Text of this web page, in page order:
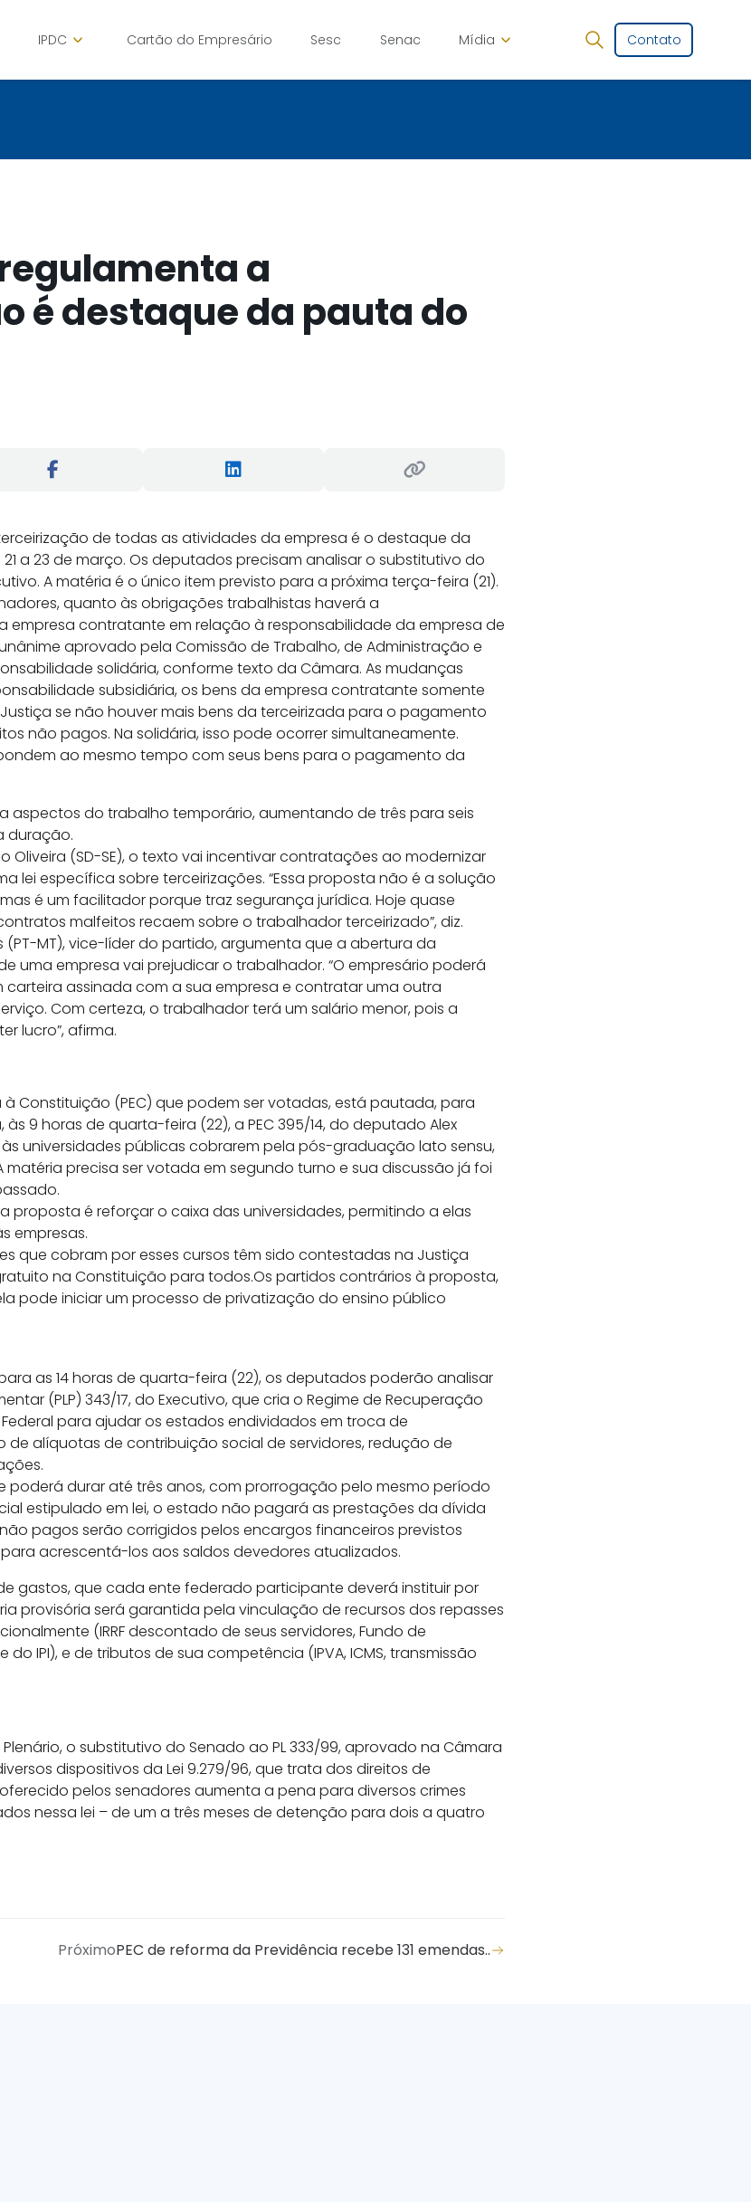
IPDC Cartão do Empresário Sesc Senac Mídia Contato
a
é destaque da pauta do
de todas as atividades da empresa é o destaque da
a 23 de março. Os deputados precisam analisar o substitutivo do
A matéria é o único item previsto para a próxima terça-feira (21).
quanto às obrigações trabalhistas haverá a
empresa contratante em relação à responsabilidade da empresa de
aprovado pela Comissão de Trabalho, de Administração e
solidária, conforme texto da Câmara. As mudanças
subsidiária, os bens da empresa contratante somente
se não houver mais bens da terceirizada para o pagamento
não pagos. Na solidária, isso pode ocorrer simultaneamente.
ao mesmo tempo com seus bens para o pagamento da
aspectos do trabalho temporário, aumentando de três para seis
duração.
Oliveira (SD-SE), o texto vai incentivar contratações ao modernizar
lei específica sobre terceirizações. “Essa proposta não é a solução
é um facilitador porque traz segurança jurídica. Hoje quase
malfeitos recaem sobre o trabalhador terceirizado”, diz.
MT), vice-líder do partido, argumenta que a abertura da
uma empresa vai prejudicar o trabalhador. “O empresário poderá
carteira assinada com a sua empresa e contratar uma outra
Com certeza, o trabalhador terá um salário menor, pois a
lucro”, afirma.
Constituição (PEC) que podem ser votadas, está pautada, para
9 horas de quarta-feira (22), a PEC 395/14, do deputado Alex
às universidades públicas cobrarem pela pós-graduação lato sensu,
matéria precisa ser votada em segundo turno e sua discussão já foi
proposta é reforçar o caixa das universidades, permitindo a elas
empresas.
que cobram por esses cursos têm sido contestadas na Justiça
na Constituição para todos.Os partidos contrários à proposta,
pode iniciar um processo de privatização do ensino público
as 14 horas de quarta-feira (22), os deputados poderão analisar
(PLP) 343/17, do Executivo, que cria o Regime de Recuperação
para ajudar os estados endividados em troca de
alíquotas de contribuição social de servidores, redução de
poderá durar até três anos, com prorrogação pelo mesmo período
estipulado em lei, o estado não pagará as prestações da dívida
pagos serão corrigidos pelos encargos financeiros previstos
acrescentá-los aos saldos devedores atualizados.
gastos, que cada ente federado participante deverá instituir por
provisória será garantida pela vinculação de recursos dos repasses
(IRRF descontado de seus servidores, Fundo de
IPI), e de tributos de sua competência (IPVA, ICMS, transmissão
o substitutivo do Senado ao PL 333/99, aprovado na Câmara
dispositivos da Lei 9.279/96, que trata dos direitos de
pelos senadores aumenta a pena para diversos crimes
nessa lei – de um a três meses de detenção para dois a quatro
PróximoPEC de reforma da Previdência recebe 131 emendas..